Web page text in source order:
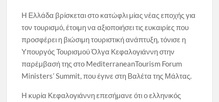
Η Ελλάδα βρίσκεται στο κατώφλι μίας νέας εποχής για
τον τουρισμό, έτοιμη να αξιοποιήσει τις ευκαιρίες που
προσφέρει η βιώσιμη τουριστική ανάπτυξη, τόνισε η
Υπουργός Τουρισμού Όλγα Κεφαλογιάννη στην
παρέμβασή της στο MediterraneanTourism Forum
Ministers’ Summit, που έγινε στη Βαλέτα της Μάλτας.
Η κυρία Κεφαλογιάννη επεσήμανε ότι ο ελληνικός